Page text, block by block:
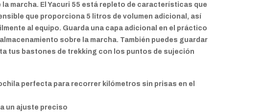
marcha. El Yacuri 55 está repleto de características que
que proporciona 5 litros de volumen adicional, así
al equipo. Guarda una capa adicional en el práctico
sobre la marcha. También puedes guardar
tus bastones de trekking con los puntos de sujeción
perfecta para recorrer kilómetros sin prisas en el
un ajuste preciso